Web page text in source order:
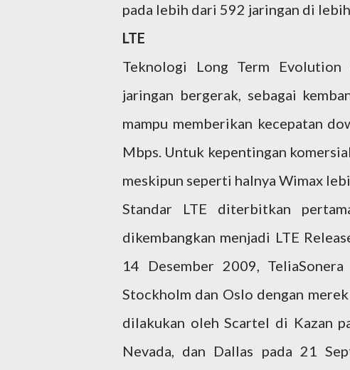
pada lebih dari 592 jaringan di
LTE
Teknologi Long Term Evolution
jaringan bergerak, sebagai
mampu memberikan kecepatan
Mbps. Untuk kepentingan
meskipun seperti halnya Wimax
Standar LTE diterbitkan
dikembangkan menjadi LTE
14 Desember 2009,
Stockholm dan Oslo dengan
dilakukan oleh Scartel di Kazan
Nevada, dan Dallas pada 21